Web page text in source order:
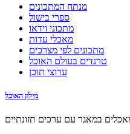
מנתח המתכונים
ספרי בישול
מתכוני וידאו
מאכלי עדות
מתכונים לפי מצרכים
טרנדים בעולם האוכל
ערוצי תוכן
מילון האוכל